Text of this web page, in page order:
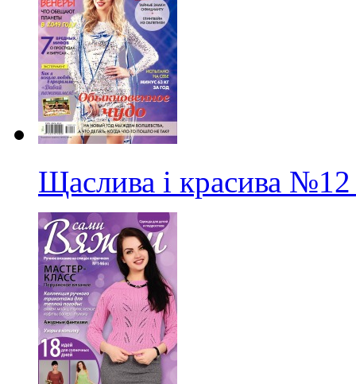
Щаслива і красива №12